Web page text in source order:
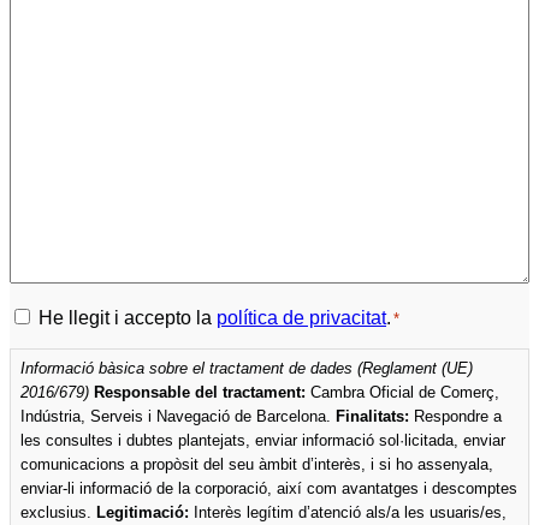
Política
de
privacitat
He llegit i accepto la política de privacitat. *
Informació bàsica sobre el tractament de dades (Reglament (UE)
2016/679) Responsable del tractament: Cambra Oficial de Comerç,
Indústria, Serveis i Navegació de Barcelona.
Finalitats: Respondre a
les consultes i dubtes plantejats, enviar informació sol·licitada, enviar
comunicacions a propòsit del seu àmbit d’interès, i si ho assenyala,
enviar-li informació de la corporació, així com avantatges i descomptes
exclusius.
Legitimació: Interès legítim d’atenció als/a les usuaris/es,